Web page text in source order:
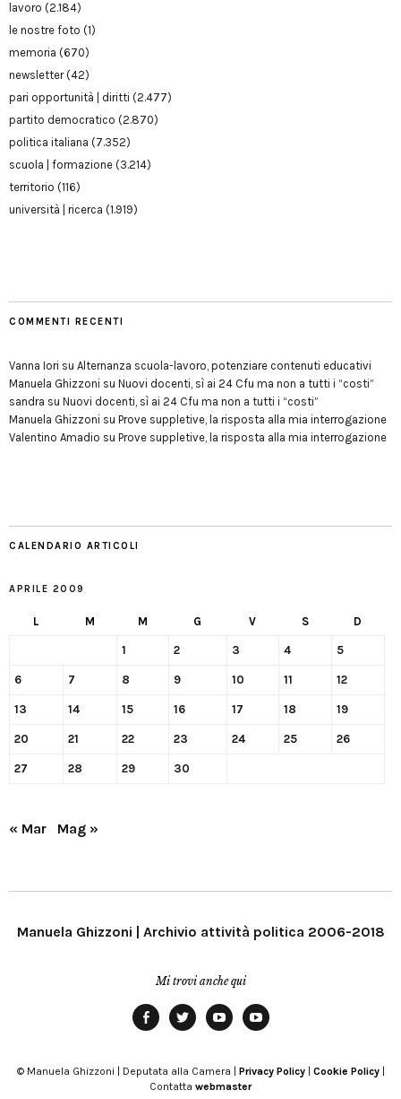
lavoro (2.184)
le nostre foto (1)
memoria (670)
newsletter(42)
pari opportunità | diritti (2.477)
partito democratico (2.870)
politica italiana (7.352)
scuola | formazione (3.214)
territorio (116)
università | ricerca (1.919)
COMMENTI RECENTI
Vanna Iori su Alternanza scuola-lavoro, potenziare contenuti educativi
Manuela Ghizzoni su Nuovi docenti, sì ai 24 Cfu ma non a tutti i “costi”
sandra su Nuovi docenti, sì ai 24 Cfu ma non a tutti i “costi”
Manuela Ghizzoni su Prove suppletive, la risposta alla mia interrogazione
Valentino Amadio su Prove suppletive, la risposta alla mia interrogazione
CALENDARIO ARTICOLI
APRILE 2009
L M M G V S D
1 2 3 4 5
6 7 8 9 10 11 12
13 14 15 16 17 18 19
20 21 22 23 24 25 26
27 28 29 30
« Mar Mag »
Manuela Ghizzoni | Archivio attività politica 2006-2018
Mi trovi anche qui
Modena
© Manuela Ghizzoni | Deputata alla Camera | Privacy Policy| Cookie Policy|
Contatta webmaster